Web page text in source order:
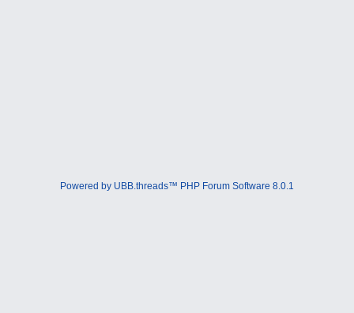
Powered by UBB.threads™ PHP Forum Software 8.0.1